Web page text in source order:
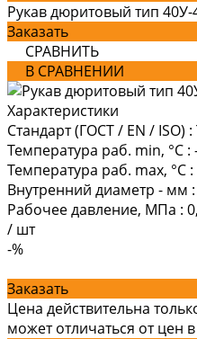
Рукав дюритовый тип 40У-
Заказать
СРАВНИТЬ
В СРАВНЕНИИ
Характеристики
Стандарт (ГОСТ / EN / ISO) :
Температура раб. min, °C :
Температура раб. max, °C :
Внутренний диаметр - мм :
Рабочее давление, МПа :
/ шт
-%
Заказать
Цена действительна
может отличаться от цен